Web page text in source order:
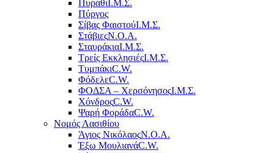
ΠυράθιΙ.Μ.Σ.
Πύργος
Σίβας ΦαιστούΙ.Μ.Σ.
ΣτάβιεςΝ.Ο.Α.
ΣταυράκιαΙ.Μ.Σ.
Τρείς ΕκκλησιέςΙ.Μ.Σ.
ΤυμπάκιC.W.
ΦόδελεC.W.
ΦΟΔΣΑ – ΧερσόνησοςΙ.Μ.Σ.
ΧόνδροςC.W.
Ψαρή ΦοράδαC.W.
Νομός Λασιθίου
Άγιος ΝικόλαοςΝ.Ο.Α.
Έξω ΜουλιανάC.W.